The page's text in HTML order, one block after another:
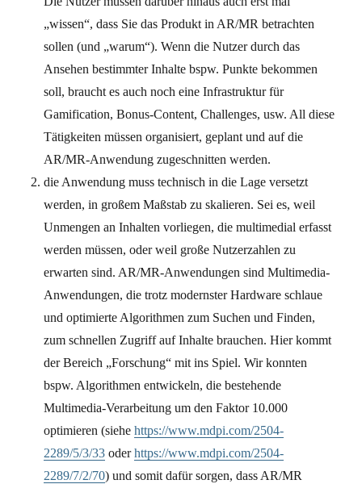
„wissen“, dass Sie das Produkt in AR/MR betrachten
sollen (und „warum“). Wenn die Nutzer durch das
Ansehen bestimmter Inhalte bspw. Punkte bekommen
soll, braucht es auch noch eine Infrastruktur für
Gamification, Bonus-Content, Challenges, usw. All diese
Tätigkeiten müssen organisiert, geplant und auf die
AR/MR-Anwendung zugeschnitten werden.
die Anwendung muss technisch in die Lage versetzt
werden, in großem Maßstab zu skalieren. Sei es, weil
Unmengen an Inhalten vorliegen, die multimedial erfasst
werden müssen, oder weil große Nutzerzahlen zu
erwarten sind. AR/MR-Anwendungen sind Multimedia-
Anwendungen, die trotz modernster Hardware schlaue
und optimierte Algorithmen zum Suchen und Finden,
zum schnellen Zugriff auf Inhalte brauchen. Hier kommt
der Bereich „Forschung“ mit ins Spiel. Wir konnten
bspw. Algorithmen entwickeln, die bestehende
Multimedia-Verarbeitung um den Faktor 10.000
optimieren (siehe https://www.mdpi.com/2504-
2289/5/3/33 oderhttps://www.mdpi.com/2504-
2289/7/2/70) und somit dafür sorgen, dass AR/MR